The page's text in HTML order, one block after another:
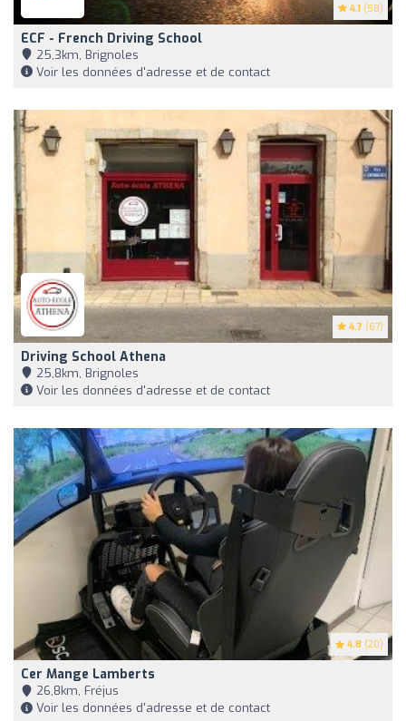
4.1 (58)
ECF - French Driving School
25,3km, Brignoles
Voir les données d'adresse et de contact
4.7 (67)
Driving School Athena
25,8km, Brignoles
Voir les données d'adresse et de contact
4.8 (20)
Cer Mange Lamberts
26,8km, Fréjus
Voir les données d'adresse et de contact